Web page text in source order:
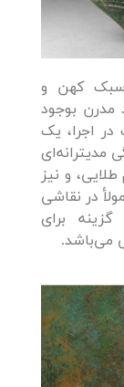
سبک کهن و
مدرن بوجود
در اجرا، یک
مدیترانه‌ای
و نیز
در نقاشی
برای
می‌باشد.